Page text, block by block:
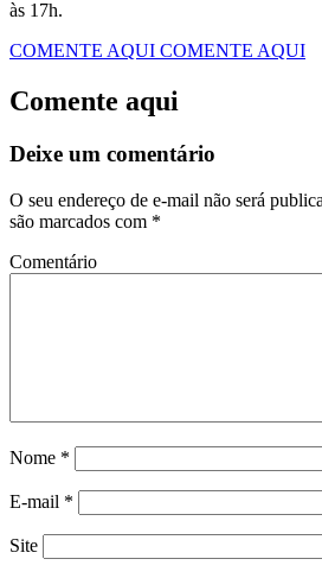
às 17h.
COMENTE AQUI COMENTE AQUI
Comente aqui
Deixe um comentário
O seu endereço de e-mail não será
são marcados com *
Comentário
Nome *
E-mail *
Site